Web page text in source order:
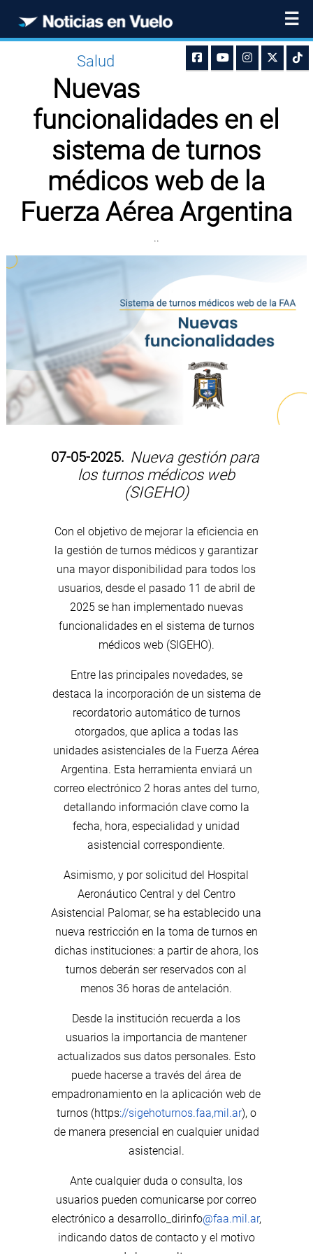
☰
Salud
Nuevas
funcionalidades en el
sistema de turnos
médicos web de la
Fuerza Aérea Argentina
..
07-05-2025. Nueva gestión para
los turnos médicos web
(SIGEHO)
Con el objetivo de mejorar la eficiencia en
la gestión de turnos médicos y garantizar
una mayor disponibilidad para todos los
usuarios, desde el pasado 11 de abril de
2025 se han implementado nuevas
funcionalidades en el sistema de turnos
médicos web (SIGEHO).
Entre las principales novedades, se
destaca la incorporación de un sistema de
recordatorio automático de turnos
otorgados, que aplica a todas las
unidades asistenciales de la Fuerza Aérea
Argentina. Esta herramienta enviará un
correo electrónico 2 horas antes del turno,
detallando información clave como la
fecha, hora, especialidad y unidad
asistencial correspondiente.
Asimismo, y por solicitud del Hospital
Aeronáutico Central y del Centro
Asistencial Palomar, se ha establecido una
nueva restricción en la toma de turnos en
dichas instituciones: a partir de ahora, los
turnos deberán ser reservados con al
menos 36 horas de antelación.
Desde la institución recuerda a los
usuarios la importancia de mantener
actualizados sus datos personales. Esto
puede hacerse a través del área de
empadronamiento en la aplicación web de
turnos (https://sigehoturnos.faa,mil.ar), o
de manera presencial en cualquier unidad
asistencial.
Ante cualquier duda o consulta, los
usuarios pueden comunicarse por correo
electrónico a desarrollo_dirinfo@faa.mil.ar,
indicando datos de contacto y el motivo